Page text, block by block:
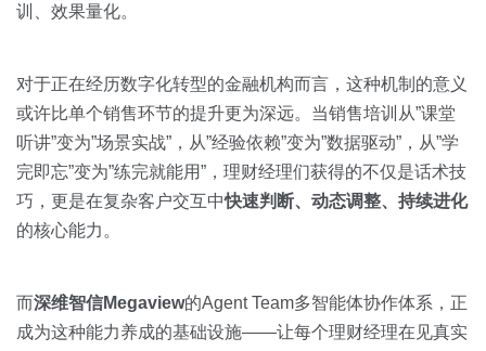
训、效果量化。
对于正在经历数字化转型的金融机构而言，这种机制的意义
或许比单个销售环节的提升更为深远。当销售培训从”课堂
听讲”变为”场景实战”，从”经验依赖”变为”数据驱动”，从”学
完即忘”变为”练完就能用”，理财经理们获得的不仅是话术技
巧，更是在复杂客户交互中快速判断、动态调整、持续进化
的核心能力。
而深维智信Megaview的Agent Team多智能体协作体系，正
成为这种能力养成的基础设施——让每个理财经理在见真实